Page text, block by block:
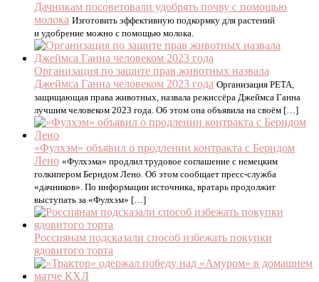
Дачникам посоветовали удобрять почву с помощью
молока Изготовить эффективную подкормку для растений
и удобрение можно с помощью молока.
Организация по защите прав животных назвала
Джеймса Ганна человеком 2023 года Организация PETA,
защищающая права животных, назвала режиссёра Джеймса Ганна
лучшим человеком 2023 года. Об этом она объявила на своём […]
«Фулхэм» объявил о продлении контракта с Берндом
Лено «Фулхэма» продлил трудовое соглашение с немецким
голкипером Берндом Лено. Об этом сообщает пресс-служба
«дачников». По информации источника, вратарь продолжит
выступать за «Фулхэм» […]
Россиянам подсказали способ избежать покупки
ядовитого торта